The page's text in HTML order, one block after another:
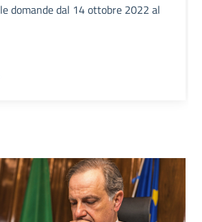
domande dal 14 ottobre 2022 al